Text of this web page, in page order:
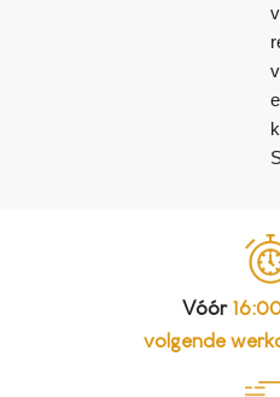
Vóór
volgende